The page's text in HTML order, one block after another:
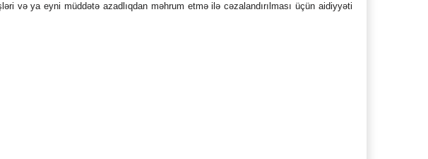
ya eyni müddətə azadlıqdan məhrum etmə ilə cəzalandırılması üçün aidiyyəti